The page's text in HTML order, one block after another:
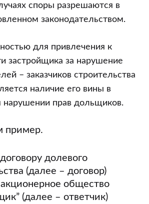
споры разрешаются в
законодательством.
для привлечения к
застройщика за нарушение
– заказчиков строительства
наличие его вины в
прав дольщиков.
пример.
долевого
(далее – договор)
общество
(далее – ответчик)